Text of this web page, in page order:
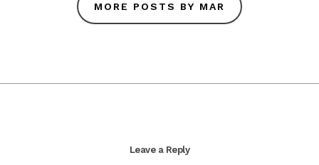
MORE POSTS BY MAR
Leave a Reply